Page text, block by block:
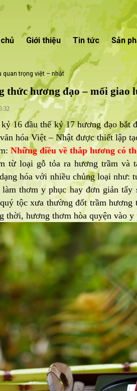
Giới thiệu Tin tức Sản
quan trọng việt – nhật
thức hương đạo – mối giao
16 đầu thế kỷ 17 hương đạo
hóa Việt – Nhật được thiết lập
Những điều về thắp hương có
từ loại gỗ tỏa ra hương trầm và
hóa với nhiều chủng loại
làm thơm y phục hay đơn giản
tộc xưa thường đốt trầm hương
thời, hương thơm hòa quyện vào